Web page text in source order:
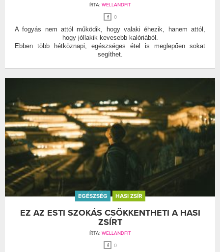
ÍRTA: WELLANDFIT
0
A fogyás nem attól működik, hogy valaki éhezik, hanem attól,
hogy jóllakik kevesebb kalóriából.
Ebben több hétköznapi, egészséges étel is meglepően sokat
segíthet.
EGÉSZSÉG HASI ZSÍR
EZ AZ ESTI SZOKÁS CSÖKKENTHETI A HASI
ZSÍRT
ÍRTA: WELLANDFIT
0